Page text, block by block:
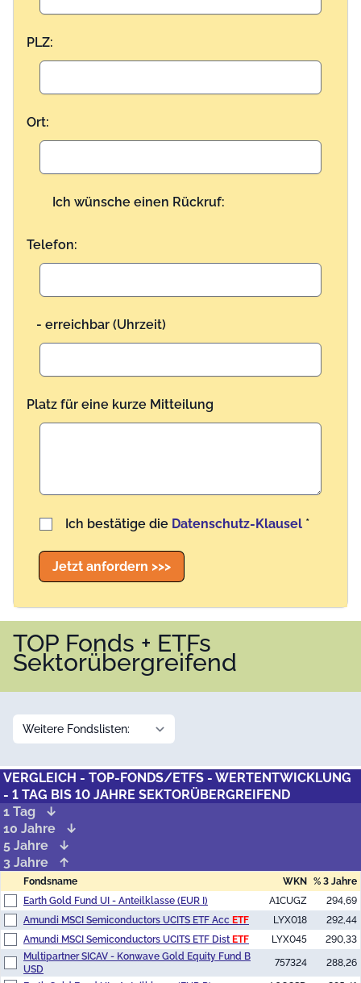
PLZ:
Ort:
Ich wünsche einen Rückruf:
Telefon:
- erreichbar (Uhrzeit)
Platz für eine kurze Mitteilung
Benutzername
Ich bestätige die Datenschutz-Klausel *
Jetzt anfordern >>>
TOP Fonds + ETFs
Sektorübergreifend
VERGLEICH - TOP-FONDS/ETFS - WERTENTWICKLUNG
- 1 TAG BIS 10 JAHRE SEKTORÜBERGREIFEND
1 Tag
10 Jahre
5 Jahre
3 Jahre
Fondsname WKN
% 3 Jahre
Earth Gold Fund UI - Anteilklasse (EUR I)
A1CUGZ
294,69
Amundi MSCI Semiconductors UCITS ETF Acc ETF LYX018
292,44
Amundi MSCI Semiconductors UCITS ETF Dist ETF LYX045
290,33
Multipartner SICAV - Konwave Gold Equity Fund B
USD
757324 288,26